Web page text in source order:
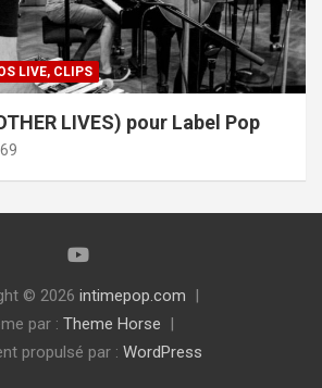
LIVE, CLIPS
LIVES) pour Label Pop
© 2026 intimepop.com
par : Theme Horse
propulsé par : WordPress